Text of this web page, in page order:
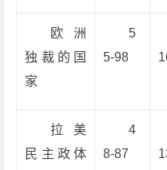
欧洲
独裁的国
家
5
5-98
拉美
民主政体
4
8-87